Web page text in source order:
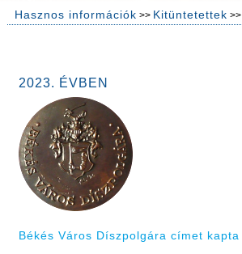
Hasznos információk >> Kitüntetettek >>
2023. ÉVBEN
Békés Város Díszpolgára címet kapta